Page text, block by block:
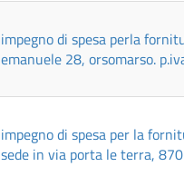
impegno di spesa perla
emanuele 28, orsomarso.
impegno di spesa per la
sede in via porta le terra,